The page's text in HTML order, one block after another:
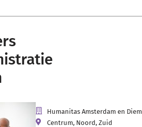
Humanitas Amsterdam en
Centrum, Noord,Zuid